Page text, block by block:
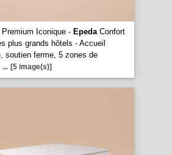
Premium Iconique - EpedaConfort
plus grands hôtels - Accueil
soutien ferme, 5 zones de
... [5 image(s)]